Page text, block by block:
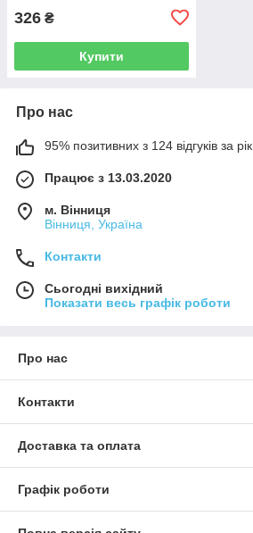
326 ₴
Купити
Про нас
95% позитивних з 124 відгуків за рік
Працює з 13.03.2020
м. Вінниця
Вінниця, Україна
Контакти
Сьогодні вихідний
Показати весь графік роботи
Про нас
Контакти
Доставка та оплата
Графік роботи